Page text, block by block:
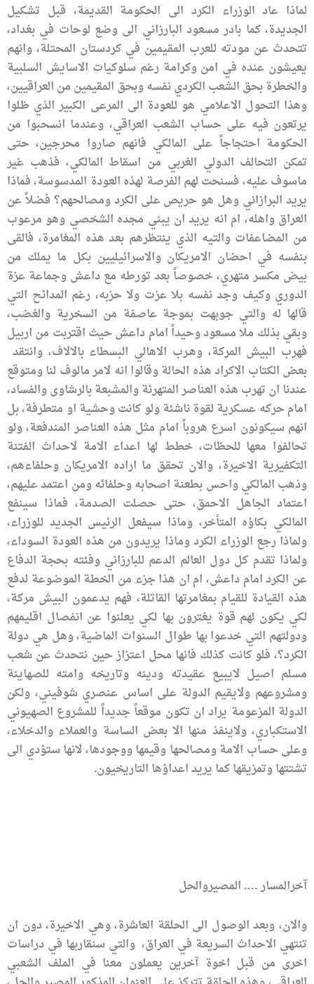
لماذا عاد الوزراء الكرد الى الحكومة القديمة، قبل تشكيل
الجديدة، كما بادر مسعود البارزاني الى وضع لوحات في بغداد،
تتحدث عن مودته للعرب المقيمين في كردستان المحتلة، وانهم
يعيشون عنده في امن وكرامة رغم سلوكيات الاسايش السلبية
والخطرة بحق الشعب الكردي نفسه وبحق المقيمين من العراقيين،
وهذا التحول الاعلامي هو للعودة الى المرعى الكبير الذي ظلوا
يرتعون فيه على حساب الشعب العراقي، وعندما انسحبوا من
الحكومة احتجاجاً على المالكي فانهم صاروا محرجين، حتى
تمكن التحالف الدولي الغربي من اسقاط المالكي، فذهب غير
ماسوف عليه، فسنحت لهم الفرصة لهذه العودة المدسوسة، فماذا
يريد البرازاني وهل هو حريص على الكرد ومصالحهم؟ فضلاً عن
العراق واهله، ام انه يريد ان يبني مجده الشخصي وهو مرعوب
من المضاعفات والتيه الذي ينتظرهم بعد هذه المغامرة، فالقى
بنفسه في احضان الامريكان والاسرائيليين بكل ما يملك من
بيض مكسر متهري، خصوصاً بعد تورطه مع داعش وجماعة عزة
الدوري وكيف وجد نفسه بلا عزت ولا حزبه، رغم المدائح التي
قالها له والتي جوبهت بموجة عاصفة من السخرية والغضب،
وبقي بذلك ملا مسعود وحيداً امام داعش حيث اقتربت من اربيل
فهرب البيش المركة، وهـرب الاهالي البسطاء بالالاف، وانتقد
بعض الكتاب الاكراد هذه الحالة وقالوا انه لامر مالوف لنا ومتوقع
عندنا ان تهرب هذه العناصر المتهرئة والمشبعة بالرشاوى والفساد،
امام حركه عسكرية لقوة ناشئة ولو كانت وحشية او متطرفة، بل
انهم سيكونون اسرع هروباً امام مثل هذه العناصر المندفعة، ولو
تحالفوا معها للحظات، خطط لها اعداء الامة لاحداث الفتنة
التكفيرية الاخيرة، والان تحقق ما اراده الامريكان وحلفاءهم،
وذهب المالكي واحس بطعنة اصحابه وحلفائه ومن اعتمد عليهم،
اعتماد الجاهل الاحمق، حتى حصلت الصدمة، فماذا سينفع
المالكي بكاؤه المتأخر، وماذا سيفعل الرئيس الجديد للوزراء،
ولماذا رجع الوزراء الكرد وماذا يريدون من هذه العودة السوداء،
ولماذا تقدم كل دول العالم الدعم للبارزاني وفئته بحجة الدفاع
عن الكرد امام داعش، ام ان هذا جزء من الخطة الموضوعة لدفع
هذه القيادة للقيام بمغامرتها القاتلة، فهم يدعمون البيش مركة،
لكي يكون لهم قوة يغترون بها لكي يعلنوا عن انفصال اقليمهم
ودولتهم التي خدعوا بها طوال السنوات الماضية، وهل هي دولة
الكرد؟، فلو كانت كذلك فانها محل اعتزاز حين نتحدث عن شعب
مسلم اصيل لايبيع عقيدته ودينه وتاريخه وامته للصهاينة
ومشروعهم ولايقيم الدولة على اساس عنصري شوفيني، ولكن
الدولة المزعومة يراد ان تكون موقعاً جديداً للمشروع الصهيوني
الاستكباري، ولاينفذ منها الا بعض الساسة والعملاء والدخلاء،
وعلى حساب الامة ومصالحها وقيمها ووجودها، لانها ستؤدي الى
تشتتها وتمزيقها كما يريد اعداؤها التاريخيون.
آخرالمسار …. المصيروالحل
والان، وبعد الوصول الى الحلقة العاشرة، وهي الاخيرة، دون ان
تنتهي الاحداث السريعة في العراق، والتي سنقاربها في دراسات
اخرى من قبل اخوة آخرين يعملون معنا في الملف الشعبي